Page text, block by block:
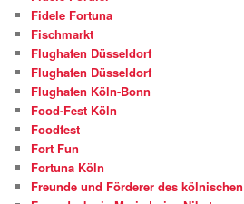
Fidele Fortuna
Fischmarkt
Flughafen Düsseldorf
Flughafen Düsseldorf
Flughafen Köln-Bonn
Food-Fest Köln
Foodfest
Fort Fun
Fortuna Köln
Freunde und Förderer des